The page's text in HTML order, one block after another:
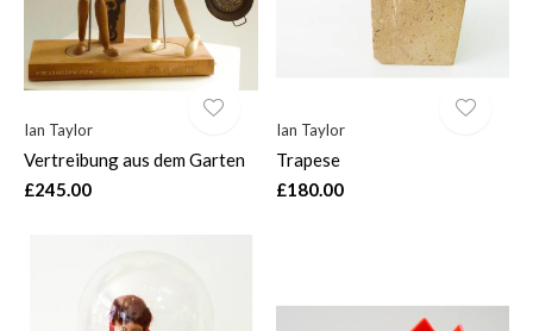
Ian Taylor
Vertreibung aus dem Garten
£245.00
Ian Taylor
Trapese
£180.00